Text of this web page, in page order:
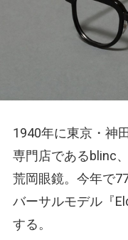
1940年に東京・神
専門店であるblinc
荒岡眼鏡。今年で
バーサルモデル『
する。